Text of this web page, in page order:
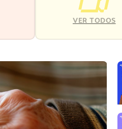
VER TODOS